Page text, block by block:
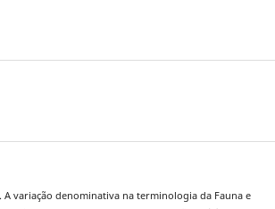
A variação denominativa na terminologia da Fauna e